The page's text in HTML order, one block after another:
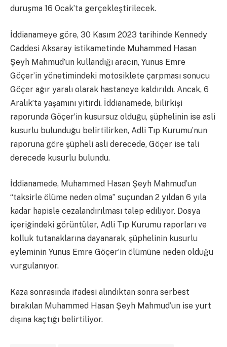
duruşma 16 Ocak’ta gerçekleştirilecek.
İddianameye göre, 30 Kasım 2023 tarihinde Kennedy
Caddesi Aksaray istikametinde Muhammed Hasan
Şeyh Mahmud’un kullandığı aracın, Yunus Emre
Göçer’in yönetimindeki motosiklete çarpması sonucu
Göçer ağır yaralı olarak hastaneye kaldırıldı. Ancak, 6
Aralık’ta yaşamını yitirdi. İddianamede, bilirkişi
raporunda Göçer’in kusursuz olduğu, şüphelinin ise asli
kusurlu bulunduğu belirtilirken, Adli Tıp Kurumu’nun
raporuna göre şüpheli asli derecede, Göçer ise tali
derecede kusurlu bulundu.
İddianamede, Muhammed Hasan Şeyh Mahmud’un
“taksirle ölüme neden olma” suçundan 2 yıldan 6 yıla
kadar hapisle cezalandırılması talep ediliyor. Dosya
içeriğindeki görüntüler, Adli Tıp Kurumu raporları ve
kolluk tutanaklarına dayanarak, şüphelinin kusurlu
eyleminin Yunus Emre Göçer’in ölümüne neden olduğu
vurgulanıyor.
Kaza sonrasında ifadesi alındıktan sonra serbest
bırakılan Muhammed Hasan Şeyh Mahmud’un ise yurt
dışına kaçtığı belirtiliyor.